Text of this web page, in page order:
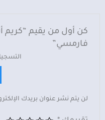
فارمسي”
لن يتم نشر عنوان بريدك